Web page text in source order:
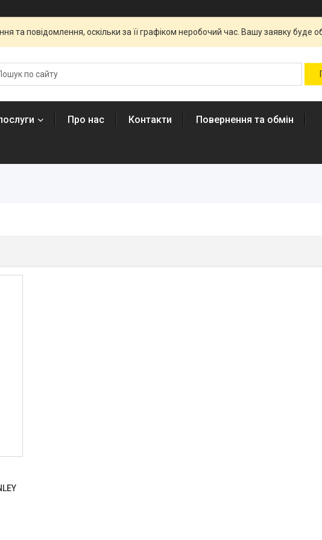
та повідомлення, оскільки за її графіком неробочий час. Вашу заявку
Про нас Контакти Повернення та обмін